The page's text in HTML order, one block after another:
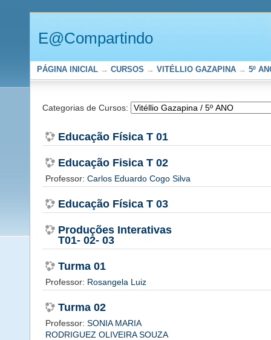
E@Compartindo
PÁGINA INICIAL → CURSOS → VITÉLLIO GAZAPINA → 5º
Categorias de Cursos:
Educação Física T 01
Educação Fisica T 02
Professor: Carlos Eduardo Cogo Silva
Educação Física T 03
Produções Interativas
T01- 02- 03
Turma 01
Professor: Rosangela Luiz
Turma 02
Professor: SONIA MARIA
RODRIGUEZ OLIVEIRA SOUZA